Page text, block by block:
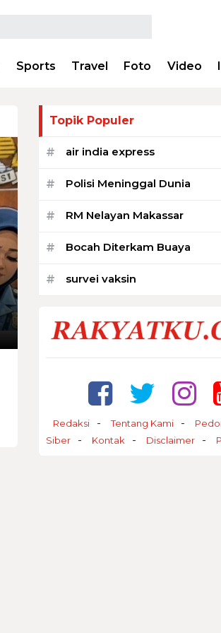
Sports Travel Foto Video
Topik Populer
# air india express
# Polisi Meninggal Dunia
# RM Nelayan Makassar
# Bocah Diterkam Buaya
# survei vaksin
Redaksi Tentang Kami
Siber
Kontak Disclaimer